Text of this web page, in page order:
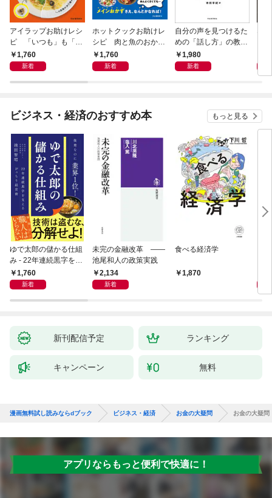
アイラップお助けレシ
ピ 「いつも」も「も
しも」もおいしい！
1,760
新着
ホットクックお助けレ
シピ 肉と魚のおか
ず 少ない材料＆調味
料で、あとはスイッチ
1,760
新着
自分の声を見つけるた
めの「話し方」の教
室 Ｏｒａｃｙ（オラ
シー）
1,980
新着
な
ビジネス・経済のおすすめ本 もっと見る
ゆで太郎の儲かる仕組
み - 22年連続黒字を支
えるがっちり経営術 -
1,760
新着
未完の金融改革 ――
池尾和人の政策実践
2,134
新着
食べる経済学
1,870
イ
果
新刊配信予定 ランキング
キャンペーン 無料
漫画無料試し読みならdブック ビジネス・経済 お金の大疑問 お金の大疑
アプリならもっと便利で快適に！